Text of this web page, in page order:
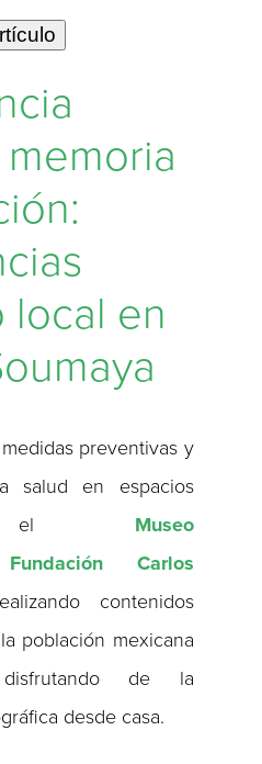
local en
preventivas y
salud en espacios
el Museo
Fundación Carlos
contenidos
población mexicana
de la
desde casa.